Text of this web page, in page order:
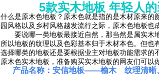
5款实木地板 年轻人的
什么是原木色地板？原木色就是指的是木材原来的
园风格以及乡村风格越发流行之际，原木色地板也
要说哪一类地板最接近自然，那当然是属实木
所以地板的纹理以及色彩基本归于木材本色。但也
选择哪类的地板还是要根据业主对地板功能需求
原木色实木地板，准备购买实木地板的网友们可以
产品名称：安信地板——榆木 纹理清晰